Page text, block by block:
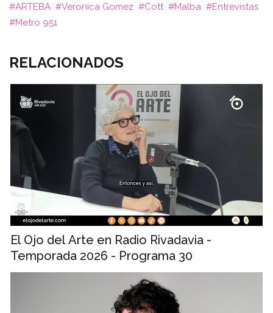
ARTEBA Veronica Gomez Cott Malba
Entrevistas
Metro 951
RELACIONADOS
El Ojo del Arte en Radio Rivadavia -
Temporada 2026 - Programa 30